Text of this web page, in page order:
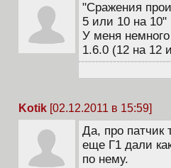
"Сражения
5 или 10 на 10"
У меня
1.6.0 (12 на 12
Kotik [02.12.2011 в 15:59]
Да, про патчик
еще Г1 дали
по нему.